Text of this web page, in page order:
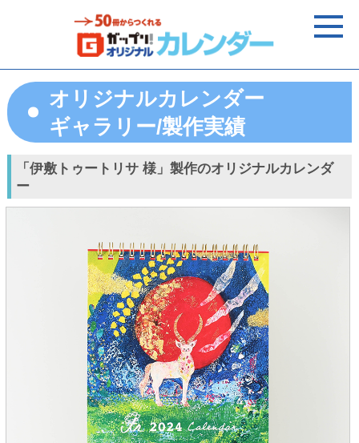
オリジナルカレンダー
ギャラリー/製作実績
「伊敷トゥートリサ 様」製作のオリジナルカレンダ
ー